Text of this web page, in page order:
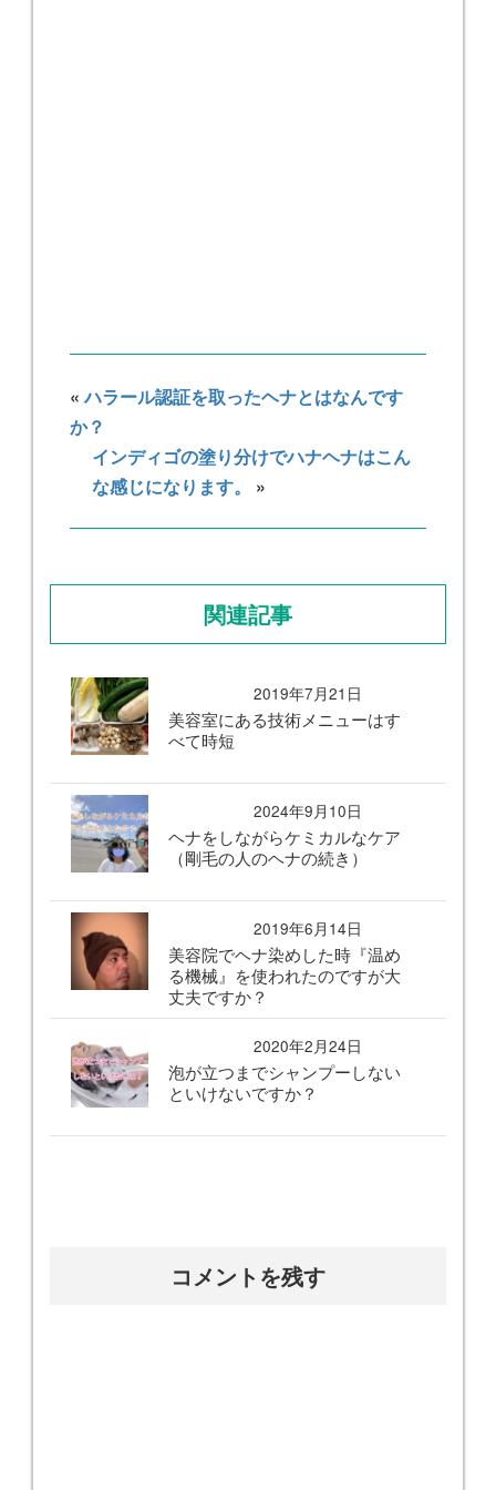
«ハラール認証を取ったヘナとはなんです
か？
インディゴの塗り分けでハナヘナはこん
な感じになります。
»
関連記事
2019年7月21日
美容室にある技術メニューはす
べて時短
2024年9月10日
ヘナをしながらケミカルなケア
（剛毛の人のヘナの続き）
2019年6月14日
美容院でヘナ染めした時『温め
る機械』を使われたのですが大
丈夫ですか？
2020年2月24日
泡が立つまでシャンプーしない
といけないですか？
コメントを残す